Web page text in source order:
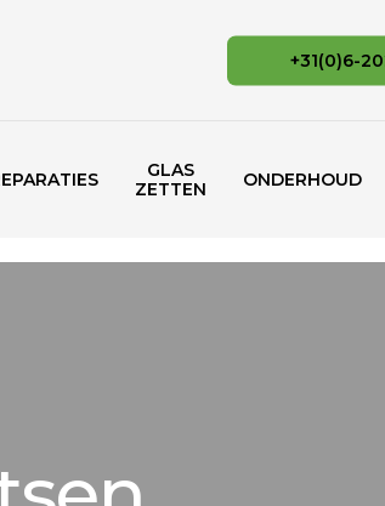
+31(0)6-
GLAS
ZETTEN
ONDERHOUD